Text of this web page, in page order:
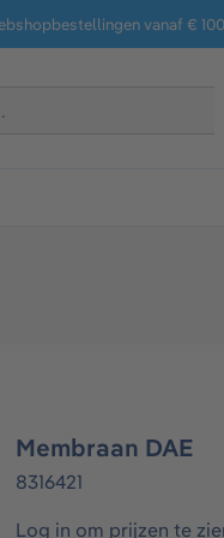
vanaf €
Membraan DAE
8316421
Log in om prijzen te